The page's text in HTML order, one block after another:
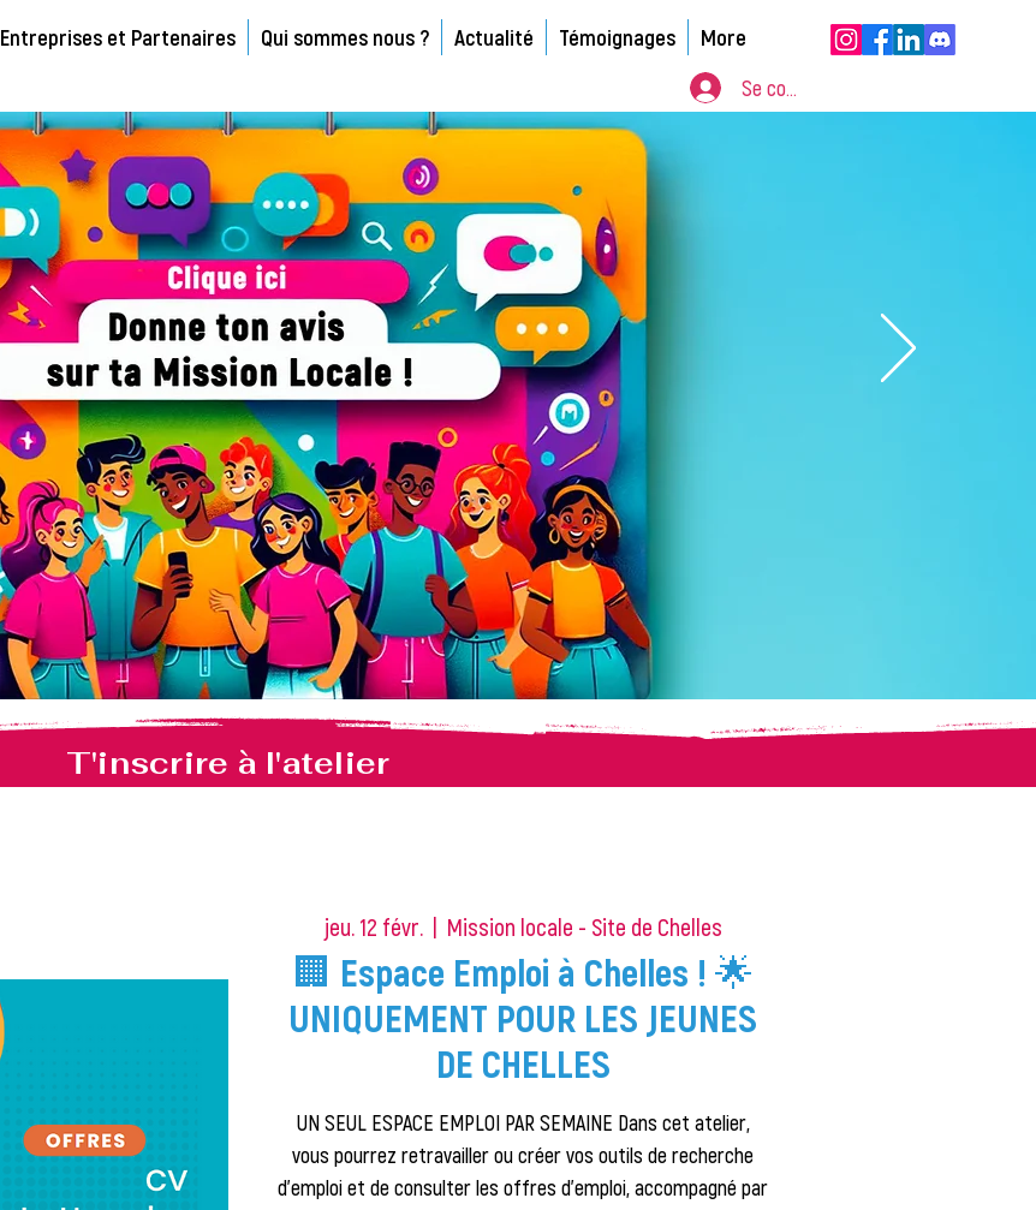
Entreprises et Partenaires Qui sommes nous ? Actualité Témoignages More
Se connecter
T'inscrire à l'atelier
jeu. 12 févr.
  |
Mission locale - Site de Chelles
🏢 Espace Emploi à Chelles ! 🌟
UNIQUEMENT POUR LES JEUNES
DE CHELLES
UN SEUL ESPACE EMPLOI PAR SEMAINE Dans cet atelier,
vous pourrez retravailler ou créer vos outils de recherche
d'emploi et de consulter les offres d'emploi, accompagné par